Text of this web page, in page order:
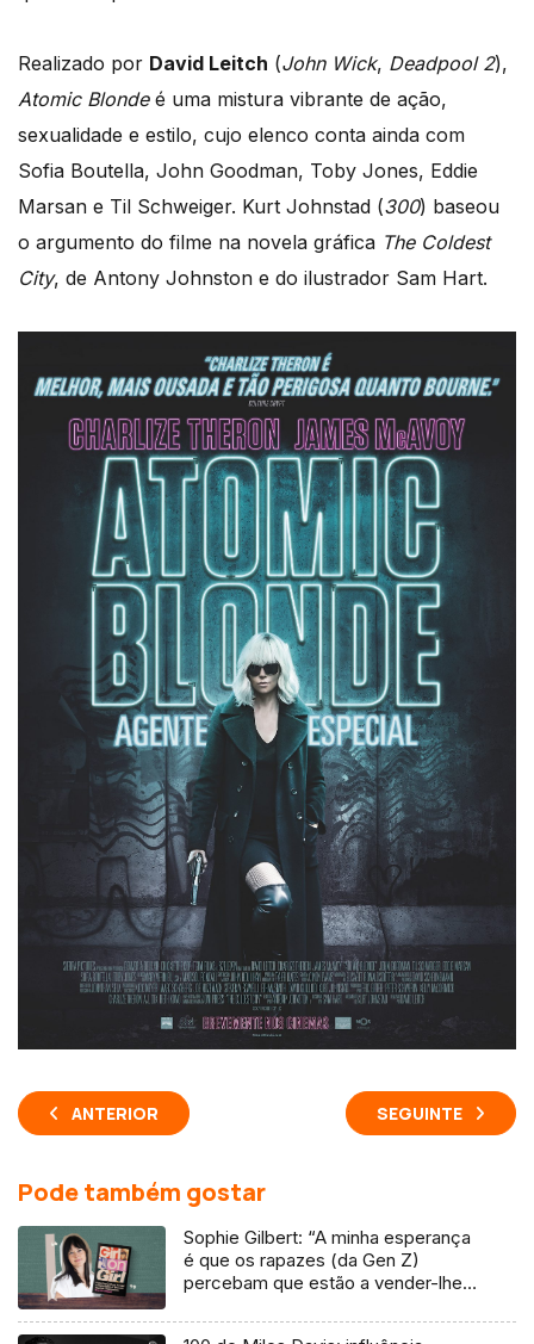
Realizado por David Leitch (John Wick, Deadpool 2),
Atomic Blondeé uma mistura vibrante de ação,
sexualidade e estilo, cujo elenco conta ainda com
Sofia Boutella, John Goodman, Toby Jones, Eddie
Marsan e Til Schweiger. Kurt Johnstad (300) baseou
o argumento do filme na novela gráfica The Coldest
City, de Antony Johnston e do ilustrador Sam Hart.
ANTERIOR SEGUINTE
Pode também gostar
Sophie Gilbert: “A minha esperança
é que os rapazes (da Gen Z)
percebam que estão a vender-lhes